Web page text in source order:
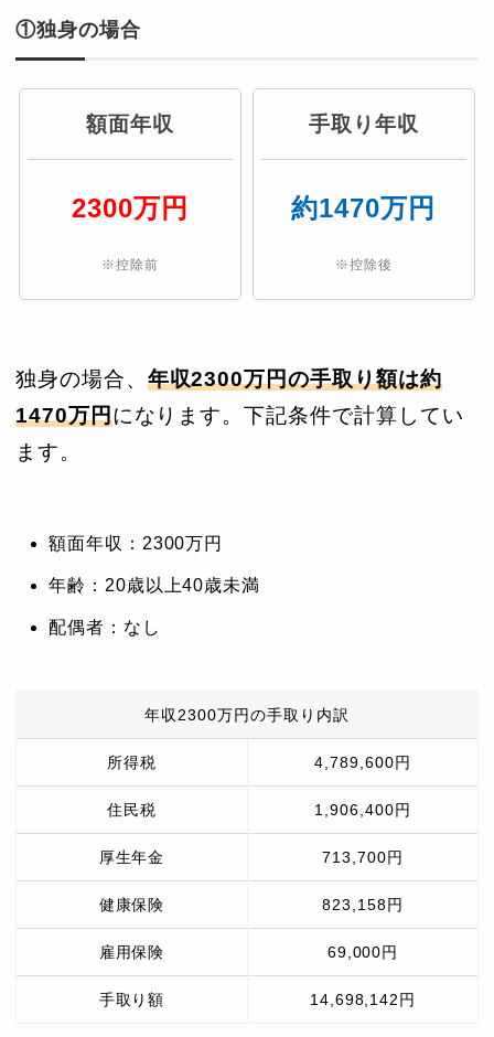
①独身の場合
額面年収
2300万円
※控除前
手取り年収
約1470万円
※控除後
独身の場合、 年収2300万円の手取り額は約
1470万円になります。下記条件で計算してい
ます。
額面年収：2300万円
年齢：20歳以上40歳未満
配偶者：なし
年収2300万円の手取り内訳
所得税 4,789,600円
住民税 1,906,400円
厚生年金 713,700円
健康保険 823,158円
雇用保険 69,000円
手取り額 14,698,142円